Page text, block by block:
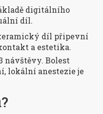
digitálního
díl.
díl připevní
a estetika.
návštěvy. Bolest
lokální anestezie je